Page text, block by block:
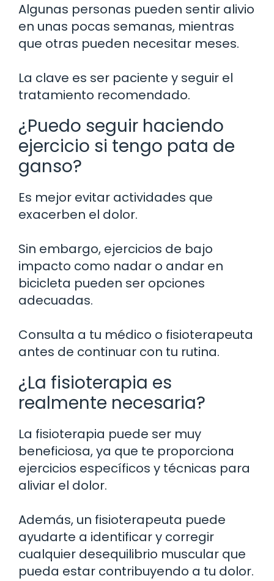
Algunas personas pueden sentir alivio
en unas pocas semanas, mientras
que otras pueden necesitar meses.
La clave es ser paciente y seguir el
tratamiento recomendado.
¿Puedo seguir haciendo
ejercicio si tengo pata de
ganso?
Es mejor evitar actividades que
exacerben el dolor.
Sin embargo, ejercicios de bajo
impacto como nadar o andar en
bicicleta pueden ser opciones
adecuadas.
Consulta a tu médico o fisioterapeuta
antes de continuar con tu rutina.
¿La fisioterapia es
realmente necesaria?
La fisioterapia puede ser muy
beneficiosa, ya que te proporciona
ejercicios específicos y técnicas para
aliviar el dolor.
Además, un fisioterapeuta puede
ayudarte a identificar y corregir
cualquier desequilibrio muscular que
pueda estar contribuyendo a tu dolor.